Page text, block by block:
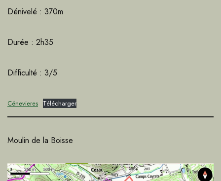
Dénivelé : 370m
Durée : 2h35
Difficulté : 3/5
Cénevieres Télécharger
Moulin de la Boisse